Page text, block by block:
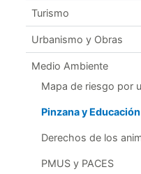
Turismo
Urbanismo y Obras
Medio Ambiente
Mapa de riesgo por
Pinzana y
Derechos de los
PMUS y PACES